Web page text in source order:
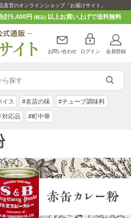
直営のオンラインショップ「お届けサイト」
計5,400円 (税込)以上お買い上げで送料無料
お問い合わせ ログイン 会員登録
イス #名店の味 #チューブ調味料
対応品 #町中華